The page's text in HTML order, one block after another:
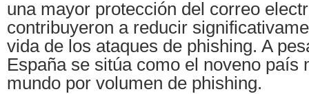
una mayor protección del correo
contribuyeron a reducir
vida de los ataques de phishing. A
España se sitúa como el noveno país
mundo por volumen de phishing.